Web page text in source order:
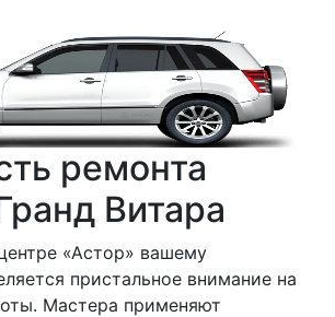
ремонта
Витара
«Астор» вашему
пристальное внимание на
Мастера применяют